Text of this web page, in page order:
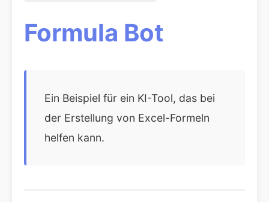
Formula Bot
Ein Beispiel für ein KI-Tool, das bei
der Erstellung von Excel-Formeln
helfen kann.